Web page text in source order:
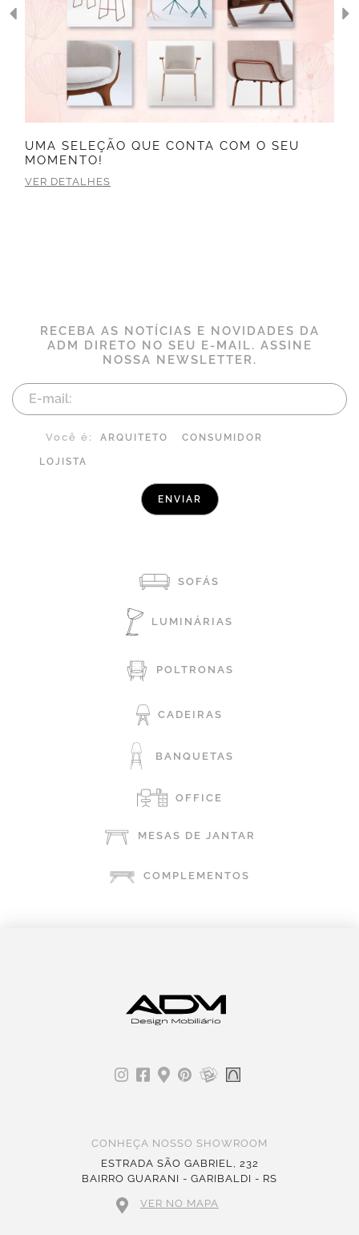
UMA SELEÇÃO QUE CONTA COM O SEU
MOMENTO!
VER DETALHES
RECEBA AS NOTÍCIAS E NOVIDADES DA
ADM DIRETO NO SEU E-MAIL. ASSINE
NOSSA NEWSLETTER.
Você é: ARQUITETO CONSUMIDOR
LOJISTA
SOFÁS
LUMINÁRIAS
POLTRONAS
CADEIRAS
BANQUETAS
OFFICE
MESAS DE JANTAR
COMPLEMENTOS
CONHEÇA NOSSO SHOWROOM
ESTRADA SÃO GABRIEL, 232
BAIRRO GUARANI - GARIBALDI - RS
VER NO MAPA